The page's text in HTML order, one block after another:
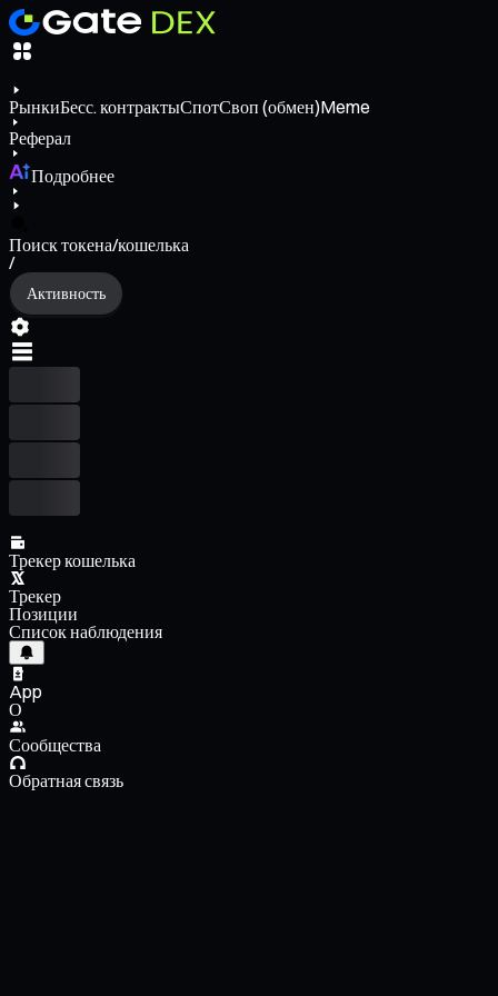
РынкиБесс. контрактыСпотСвоп (обмен)Meme
Реферал
Подробнее
Поиск токена/кошелька
/
Активность
Трекер кошелька
Трекер
Позиции
Список наблюдения
App
О
Сообщества
Обратная связь